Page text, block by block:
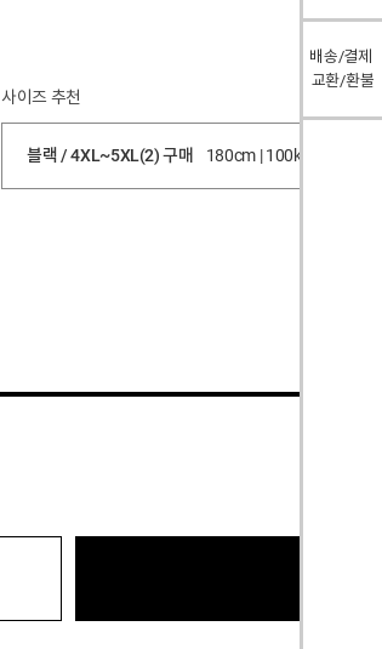
배송/결제
교환/환불
사이즈 추천
블랙 / 4XL~5XL(2) 구매 180cm | 100kg